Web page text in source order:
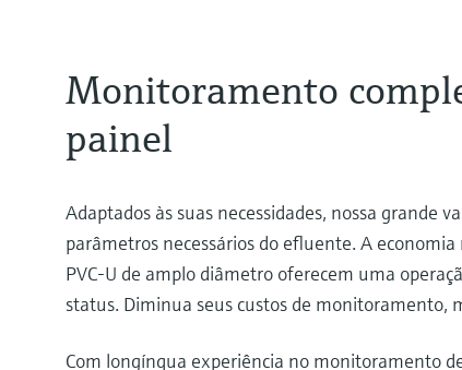
Monitoramento
painel
Adaptados às suas necessidades, nossa grande
parâmetros necessários do efluente. A
PVC-U de amplo diâmetro oferecem uma
status. Diminua seus custos de monitoramento,
Com longínqua experiência no monitoramento